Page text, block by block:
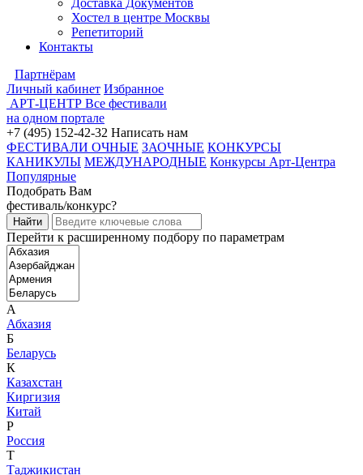
Доставка Документов
Хостел в центре Москвы
Репетиторий
Контакты
Партнёрам
Личный кабинет Избранное
АРТ-ЦЕНТР Все фестивали
на одном портале
+7 (495) 152-42-32 Написать нам
ФЕСТИВАЛИ ОЧНЫЕ ЗАОЧНЫЕ КОНКУРСЫ
КАНИКУЛЫ МЕЖДУНАРОДНЫЕ Конкурсы Арт-Центра
Популярные
Подобрать Вам
фестиваль/конкурс?
Перейти к расширенному подбору по параметрам
А
Абхазия
Б
Беларусь
К
Казахстан
Киргизия
Китай
Р
Россия
Т
Таджикистан